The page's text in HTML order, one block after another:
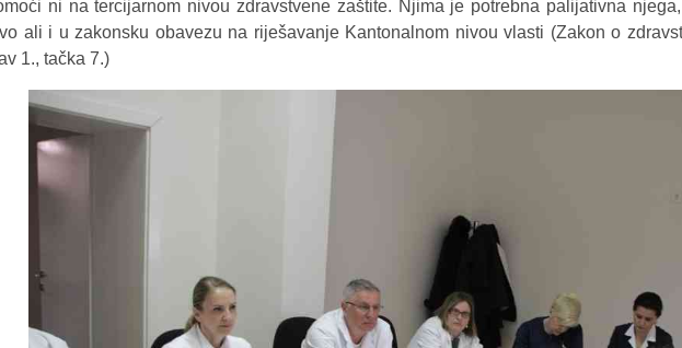
ni na tercijarnom nivou zdravstvene zaštite. Njima je potrebna palijativna
ali i u zakonsku obavezu na riješavanje Kantonalnom nivou vlasti (Zakon o
1., tačka 7.)